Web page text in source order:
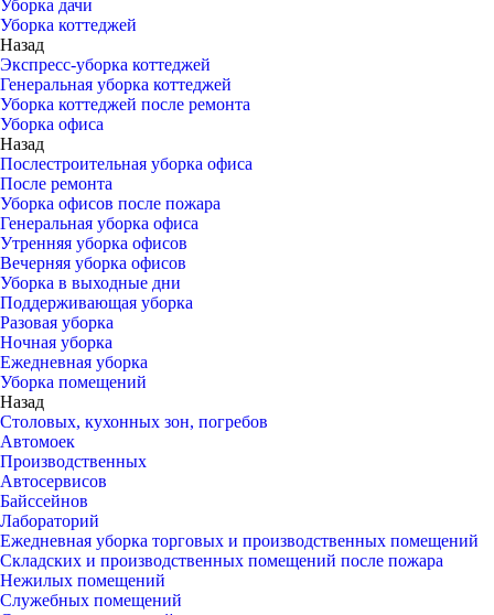
Уборка дачи
Уборка коттеджей
Назад
Экспресс-уборка коттеджей
Генеральная уборка коттеджей
Уборка коттеджей после ремонта
Уборка офиса
Назад
Послестроительная уборка офиса
После ремонта
Уборка офисов после пожара
Генеральная уборка офиса
Утренняя уборка офисов
Вечерняя уборка офисов
Уборка в выходные дни
Поддерживающая уборка
Разовая уборка
Ночная уборка
Ежедневная уборка
Уборка помещений
Назад
Столовых, кухонных зон, погребов
Автомоек
Производственных
Автосервисов
Байссейнов
Лабораторий
Ежедневная уборка торговых и производственных помещений
Складских и производственных помещений после пожара
Нежилых помещений
Служебных помещений